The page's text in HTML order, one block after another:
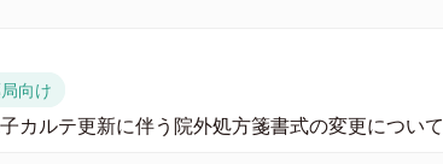
向け
カルテ更新に伴う院外処方箋書式の変更について